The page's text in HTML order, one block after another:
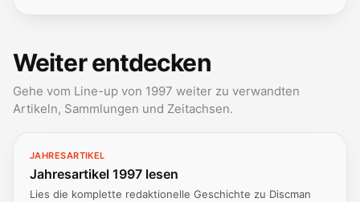
Weiter entdecken
Gehe vom Line-up von 1997 weiter zu verwandten
Artikeln, Sammlungen und Zeitachsen.
JAHRESARTIKEL
Jahresartikel 1997 lesen
Lies die komplette redaktionelle Geschichte zu Discman